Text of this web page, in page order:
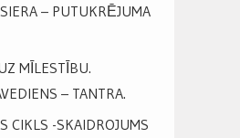
– PUTUKRĒJUMA
MĪLESTĪBU.
– TANTRA.
CIKLS -SKAIDROJUMS